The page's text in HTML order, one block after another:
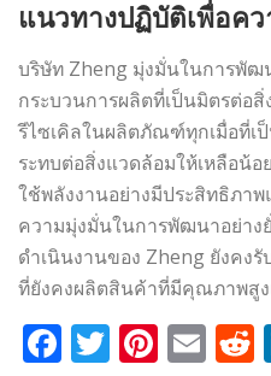
แนวทางปฏิบัติเพื่อค
บริษัท Zheng มุ่งมั่นในการพัฒ
กระบวนการผลิตที่เป็นมิตรต่อ
รีไซเคิลในผลิตภัณฑ์ทุกเมื่อที่เ
ระทบต่อสิ่งแวดล้อมให้เหลือน้
ใช้พลังงานอย่างมีประสิทธิภา
ความมุ่งมั่นในการพัฒนาอย่าง
ดำเนินงานของ Zheng ยังคง
ที่ยังคงผลิตสินค้าที่มีคุณภาพสู
Facebook
Twitter